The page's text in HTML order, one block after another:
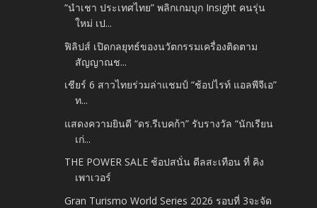
“นำเชา ประเทศไทย” พลิกเกมบุก Insight คนรุ่น
ใหม่ เป...
ฟิลิปส์ เปิดกลยุทธ์ของนวัตกรรมเครื่องติดตาม
สัญญาณช...
เชียร์ 6 สาวไทยร่วมล่าแชมป์ “ช้อปไรท์ แอลพีจีเอ”
ท...
แสดงความยินดี “ดร.รีเบคก้า” รับรางวัล “นักเรียน
เก่...
THE POWER SALE ช้อปสนั่น ดีลสะเทือน ที่ คิง
เพาเวอร์
Gran Turismo World Series 2026 รอบที่ 3จะจัด